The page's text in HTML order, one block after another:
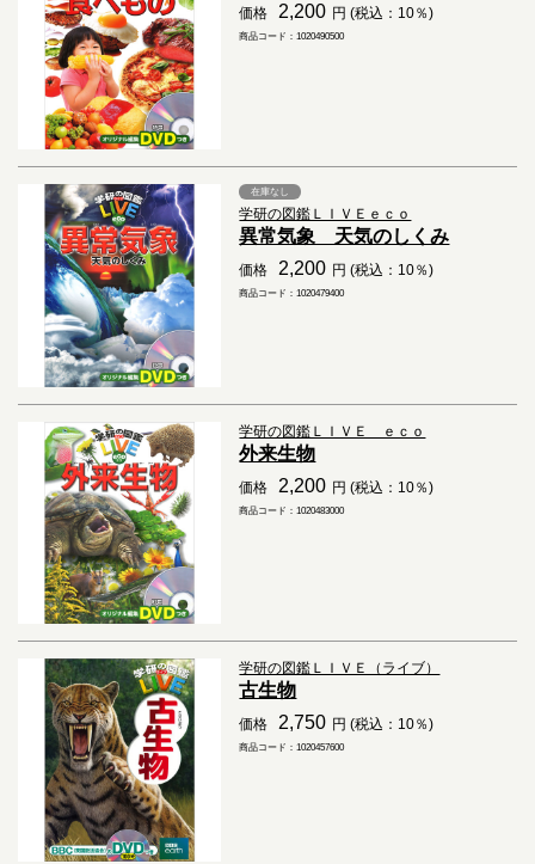
価格 2,200 円 (税込：10％)
商品コード：1020490500
在庫なし
学研の図鑑ＬＩＶＥｅｃｏ
異常気象 天気のしくみ
価格 2,200 円 (税込：10％)
商品コード：1020479400
学研の図鑑ＬＩＶＥ ｅｃｏ
外来生物
価格 2,200 円 (税込：10％)
商品コード：1020483000
学研の図鑑ＬＩＶＥ（ライブ）
古生物
価格 2,750 円 (税込：10％)
商品コード：1020457600